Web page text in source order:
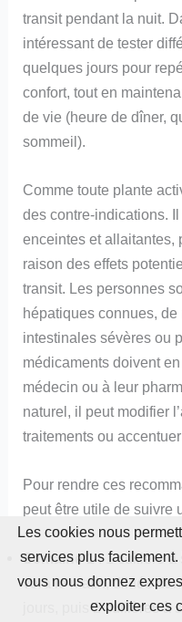
transit pendant la nuit.
intéressant de tester
quelques jours pour
confort, tout en
de vie (heure de dîner,
sommeil).
Comme toute plante
des contre-indications.
enceintes et allaitantes,
raison des effets
transit. Les personnes
hépatiques connues,
intestinales sévères ou
médicaments doivent
médecin ou à leur
naturel, il peut modifier
traitements ou
Pour rendre ces
peut être utile de suivre
Semaine 1: 1 cuillère à
vera le matin, diluée
jours, puis 2 cuillères à
Les cookies nous
services plus
vous nous donnez
exploiter ces